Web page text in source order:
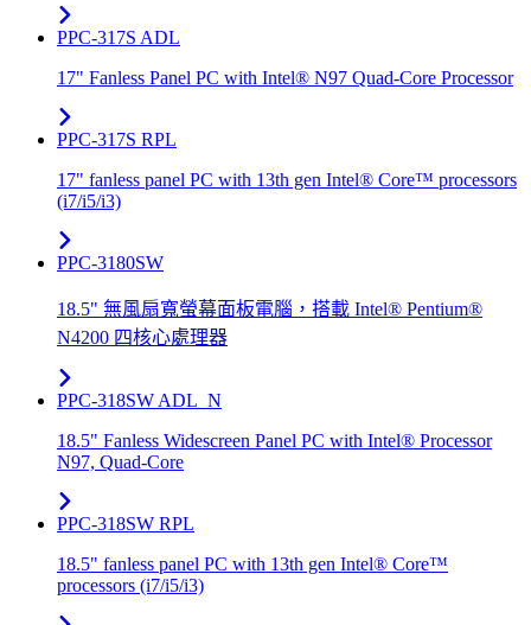
PPC-317S ADL
17" Fanless Panel PC with Intel® N97 Quad-Core Processor
PPC-317S RPL
17" fanless panel PC with 13th gen Intel® Core™ processors
(i7/i5/i3)
PPC-3180SW
18.5" 無風扇寬螢幕面板電腦，搭載 Intel® Pentium®
N4200 四核心處理器
PPC-318SW ADL_N
18.5" Fanless Widescreen Panel PC with Intel® Processor
N97, Quad-Core
PPC-318SW RPL
18.5" fanless panel PC with 13th gen Intel® Core™
processors (i7/i5/i3)